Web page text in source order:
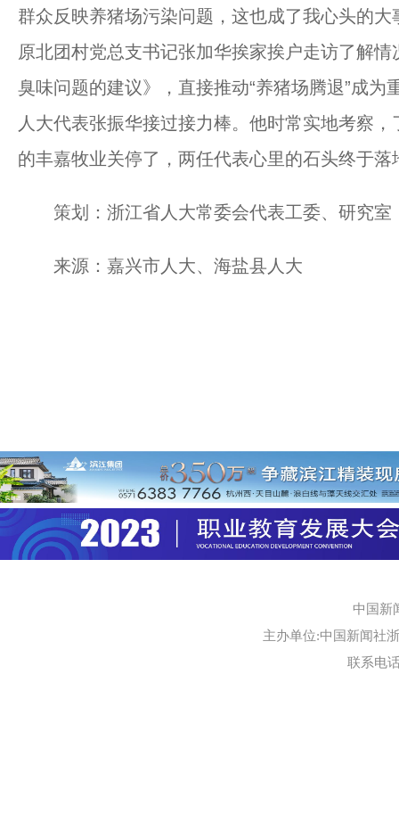
群众反映养猪场污染问题，这也成了我心头的
原北团村党总支书记张加华挨家挨户走访了解
臭味问题的建议》，直接推动“养猪场腾退”成
人大代表张振华接过接力棒。他时常实地考察
的丰嘉牧业关停了，两任代表心里的石头终于落
策划：浙江省人大常委会代表工委、研究室
来源：嘉兴市人大、海盐县人大
中国新
主办单位:中国新闻社
联系电